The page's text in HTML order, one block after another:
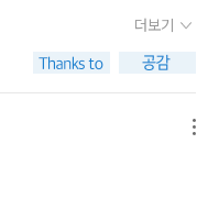
경우를 예로 들면 남편의
‘나를 소중한 존재로 여겨
’, ‘남편이라면 이래야 한
에게 전하는 것이 제일 중
게 야단을 맞아도, 부모
말을 잘 들어주지 않아서
다전문용어보다는 실생활
한다조금 더 아이의 말을
더보기